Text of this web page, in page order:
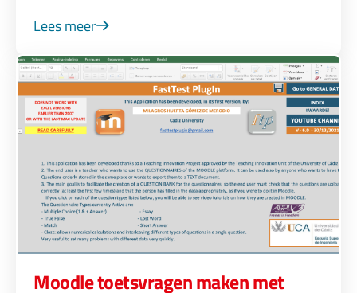
Lees meer
Moodle toetsvragen maken met